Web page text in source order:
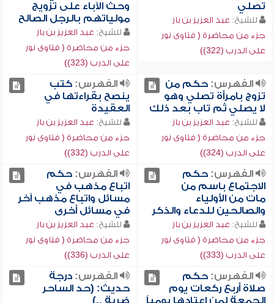
تصلي
للشيخ: عبد العزيز بن باز
جزء من محاضرة ( فتاوى نور
على الدرب (322))
وحث الآباء على تزويج
مولياتهم بالرجل الصالح
للشيخ: عبد العزيز بن باز
جزء من محاضرة ( فتاوى نور
على الدرب (323))
الفهرس:حكم من
تزوج بامرأة تصلي وهو
لا يصلي ثم تاب بعد ذلك
للشيخ: عبد العزيز بن باز
جزء من محاضرة ( فتاوى نور
على الدرب (324))
الفهرس:كتب
ينصح بقراءتها في
العقيدة
للشيخ: عبد العزيز بن باز
جزء من محاضرة ( فتاوى نور
على الدرب (332))
الفهرس:حكم
الاجتماع باسم من
مات من الأولياء
والصالحين للدعاء والذكر
للشيخ: عبد العزيز بن باز
جزء من محاضرة ( فتاوى نور
على الدرب (333))
الفهرس:حكم
اتباع مذهب في
مسائل واتباع مذهب آخر
في مسائل أخرى
للشيخ: عبد العزيز بن باز
جزء من محاضرة ( فتاوى نور
على الدرب (336))
الفهرس:حكم
صلاة أربع ركعات يوم
الجمعة لمن اعتادها يومياً
الفهرس:درجة
حديث: (حد الساحر
ضربة ..)